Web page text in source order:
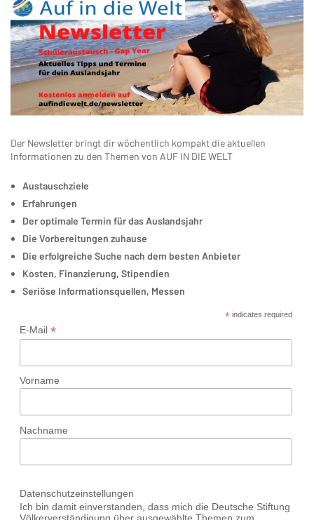
Der Newsletter bringt dir wöchentlich kompakt die aktuellen
Informationen zu den Themen von AUF IN DIE WELT
Austauschziele
Erfahrungen
Der optimale Termin für das Auslandsjahr
Die Vorbereitungen zuhause
Die erfolgreiche Suche nach dem besten Anbieter
Kosten, Finanzierung, Stipendien
Seriöse Informationsquellen, Messen
*indicates required
E-Mail *
Vorname
Nachname
Datenschutzeinstellungen
Ich bin damit einverstanden, dass mich die Deutsche Stiftung
Völkerverständigung über ausgewählte Themen zum